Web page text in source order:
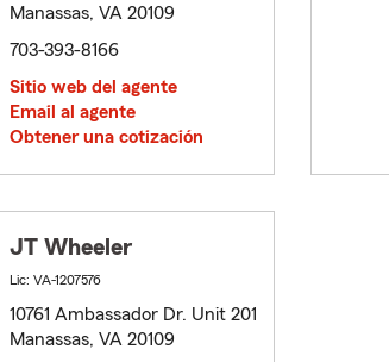
Manassas, VA 20109
703-393-8166
Sitio web del agente
Email al agente
Obtener una cotización
JT Wheeler
Lic: VA-1207576
10761 Ambassador Dr. Unit 201
Manassas, VA 20109